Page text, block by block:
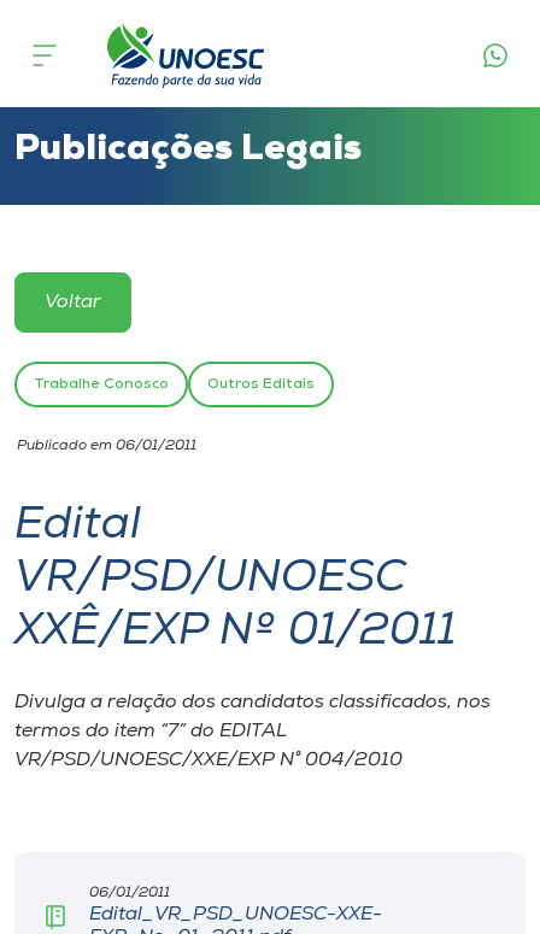
Cursos
Atendimento ao Estudante
Portal de Ensino
Unoesc
Internacionalização
I.nova
Cultura
Publicações Legais
Voltar
Trabalhe Conosco Outros Editais
Publicado em 06/01/2011
Edital
VR/PSD/UNOESC
XXÊ/EXP Nº 01/2011
Divulga a relação dos candidatos classificados, nos
termos do item “7” do EDITAL
VR/PSD/UNOESC/XXE/EXP N° 004/2010
06/01/2011
Edital_VR_PSD_UNOESC-XXE-